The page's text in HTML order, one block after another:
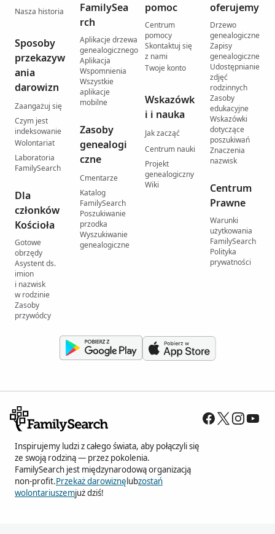
Nasza historia
Sposoby
przekazyw
ania
darowizn
Zaangażuj się
Czym jest
indeksowanie
Wolontariat
Laboratoria
FamilySearch
Dla
członków
Kościoła
Gotowe
obrzędy
Asystent ds.
imion
i nazwisk
w rodzinie
Zasoby
przywódcy
FamilySea
rch
Aplikacje drzewa
genealogicznego
Aplikacja
Wspomnienia
Wszystkie
aplikacje
mobilne
Zasoby
genealogi
czne
Cmentarze
Katalog
FamilySearch
Poszukiwanie
przodka
Wyszukiwanie
genealogiczne
pomoc
Centrum
pomocy
Skontaktuj się
z nami
Twoje konto
Wskazówk
i i nauka
Jak zacząć
Centrum nauki
Projekt
genealogiczny
Wiki
oferujemy
Drzewo
genealogiczne
Zapisy
genealogiczne
Udostępnianie
zdjęć
rodzinnych
Zasoby
edukacyjne
Wskazówki
dotyczące
poszukiwań
Znaczenia
nazwisk
Centrum
Prawne
Warunki
użytkowania
FamilySearch
Polityka
prywatności
Inspirujemy ludzi z całego świata, aby połączyli się
ze swoją rodziną — przez pokolenia.
FamilySearch jest międzynarodową organizacją
non-profit.Przekaż darowiznęlubzostań
wolontariuszemjuż dziś!